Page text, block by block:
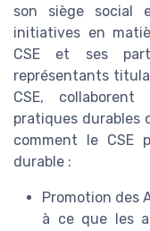
son siège social
initiatives en
CSE et ses
représentants
CSE,
pratiques durables
comment le CSE
durable :
Promotion des
à ce que les